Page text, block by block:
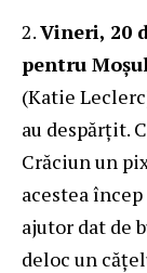
Vineri, 20
pentru
(Katie
au despărțit.
Crăciun un
acestea
ajutor dat de
deloc un